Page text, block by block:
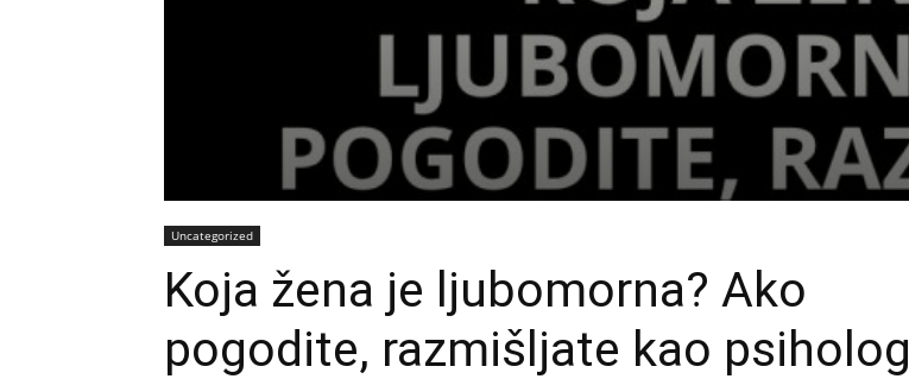
Uncategorized
Koja žena je ljubomorna? Ako
pogodite, razmišljate kao psiholog